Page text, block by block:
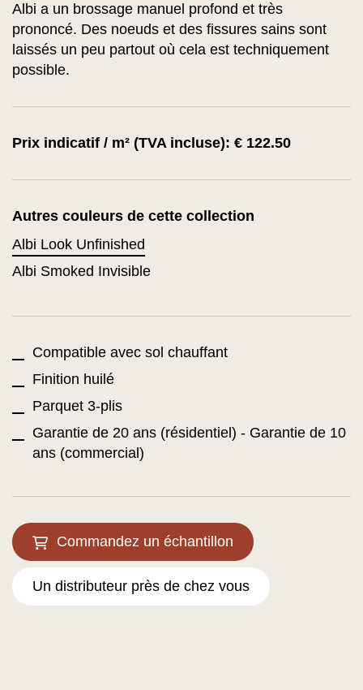
Albi a un brossage manuel profond et très
prononcé. Des noeuds et des fissures sains sont
laissés un peu partout où cela est techniquement
possible.
Prix indicatif / m² (TVA incluse): € 122.50
Autres couleurs de cette collection
Albi Look Unfinished
Albi Smoked Invisible
Compatible avec sol chauffant
Finition huilé
Parquet 3-plis
Garantie de 20 ans (résidentiel) - Garantie de 10
ans (commercial)
Commandez un échantillon
Un distributeur près de chez vous